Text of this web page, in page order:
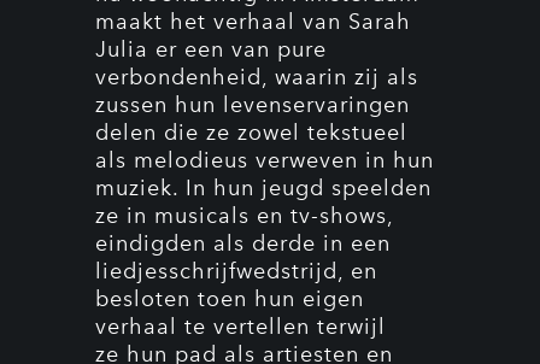
maakt het verhaal van Sarah
Julia er een van pure
verbondenheid, waarin zij als
zussen hun levenservaringen
delen die ze zowel tekstueel
als melodieus verweven in hun
muziek. In hun jeugd speelden
ze in musicals en tv-shows,
eindigden als derde in een
liedjesschrijfwedstrijd, en
besloten toen hun eigen
verhaal te vertellen terwijl
ze hun pad als artiesten en